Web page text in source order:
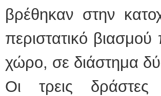
βρέθηκαν στην
περιστατικό
χώρο, σε διάστημα
Οι τρεις